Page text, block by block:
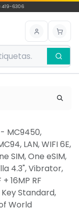
419-6306
- MC9450,
LAN, WIFI 6E,
SIM, One eSIM,
4.3", Vibrator,
16MP RF
Key Standard,
World